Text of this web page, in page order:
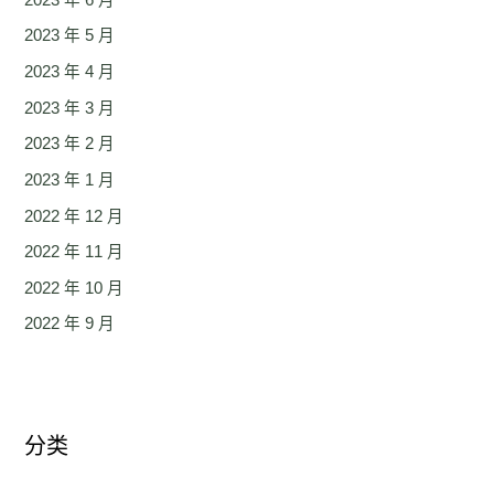
2023 年 5 月
2023 年 4 月
2023 年 3 月
2023 年 2 月
2023 年 1 月
2022 年 12 月
2022 年 11 月
2022 年 10 月
2022 年 9 月
分类